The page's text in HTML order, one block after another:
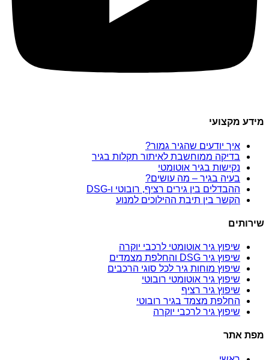
מידע מקצועי
איך יודעים שהגיר גמור?
בדיקה ממוחשבת לאיתור תקלות בגיר
נקישות בגיר אוטומטי
בעיה בגיר – מה עושים?
ההבדלים בין גירים רציף, רובוטי ו-DSG
הקשר בין תיבת ההילוכים למנוע
שירותים
שיפוץ גיר אוטומטי לרכבי יוקרה
שיפוץ גיר DSG והחלפת מצמדים
שיפוץ מוחות גיר לכל סוגי הרכבים
שיפוץ גיר אוטומטי רובוטי
שיפוץ גיר רציף
החלפת מצמד בגיר רובוטי
שיפוץ גיר לרכבי יוקרה
מפת אתר